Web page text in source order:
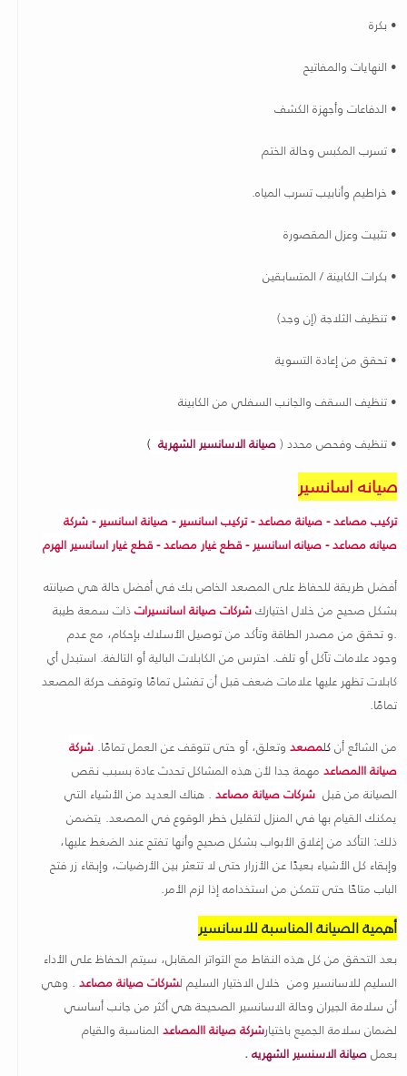
• بكرة
• النهايات والمفاتيح
• الدفاعات وأجهزة الكشف
• تسرب المكبس وحالة الختم
• خراطيم وأنابيب تسرب المياه.
• تثبيت وعزل المقصورة
• بكرات الكابينة / المتسابقين
• تنظيف الثلاجة (إن وجد)
• تحقق من إعادة التسوية
• تنظيف السقف والجانب السفلي من الكابينة
• تنظيف وفحص محدد (صيانة الاسانسير الشهرية )
صيانه اسانسير
تركيب مصاعد - صيانة مصاعد - تركيب اسانسير - صيانة اسانسير - شركة
صيانه مصاعد - صيانه اسانسير - قطع غيار مصاعد - قطع غيار اسانسير الهرم
أفضل طريقة للحفاظ على المصعد الخاص بك في أفضل حالة هي صيانته
بشكل صحيح من خلال اختياركشركات صيانة اسانسيراتذات سمعة طيبة
.و تحقق من مصدر الطاقة وتأكد من توصيل الأسلاك بإحكام، مع عدم
وجود علامات تآكل أو تلف. احترس من الكابلات البالية أو التالفة. استبدل أي
كابلات تظهر عليها علامات ضعف قبل أن تفشل تمامًا وتوقف حركة المصعد
تمامًا.
من الشائع أنكلمصعد وتعلق، أو حتى تتوقف عن العمل تمامًا. شركة
صيانة االمصاعد مهمة جدا لأن هذه المشاكل تحدث عادة بسبب نقص
الصيانة من قبل شركات صيانة مصاعد . هناك العديد من الأشياء التي
يمكنك القيام بها في المنزل لتقليل خطر الوقوع في المصعد. يتضمن
ذلك: التأكد من إغلاق الأبواب بشكل صحيح وأنها تفتح عند الضغط عليها،
وإبقاء كل الأشياء بعيدًا عن الأزرار حتى لا تتعثر بين الأرضيات، وإبقاء زر فتح
الباب متاحًا حتى تتمكن من استخدامه إذا لزم الأمر.
أهمية الصيانة المناسبة للاسانسير
بعد التحقق من كل هذه النقاط مع التواتر المقابل، سيتم الحفاظ على الأداء
السليم للاسانسير ومن خلال الاختيار السليم لشركات صيانة مصاعد . وهي
أن سلامة الجيران وحالة الاسانسير الصحيحة هي أكثر من جانب أساسي
لضمان سلامة الجميع باختيارشركة صيانة االمصاعد المناسبة والقيام
بعملصيانة الاسنسير الشهريه.